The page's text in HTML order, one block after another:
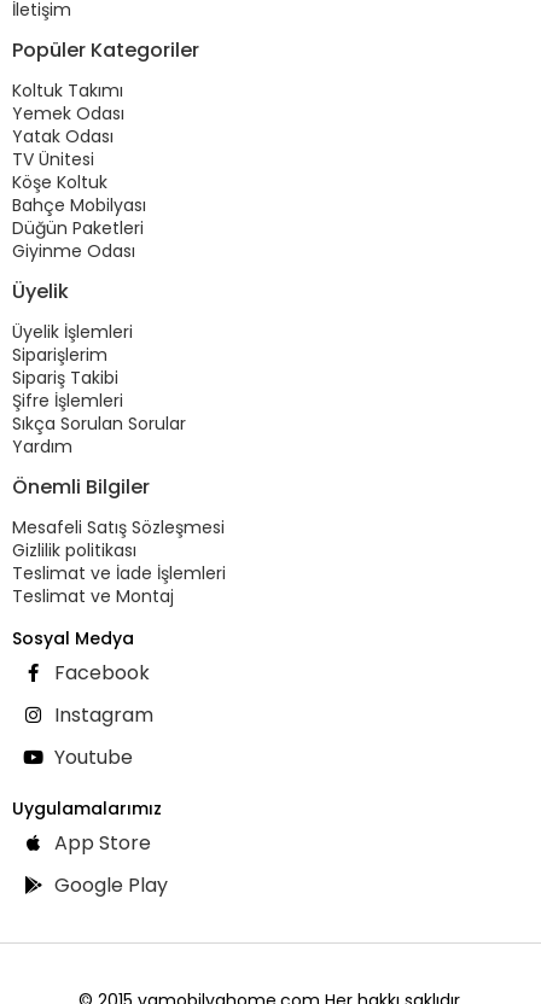
İletişim
Popüler Kategoriler
Koltuk Takımı
Yemek Odası
Yatak Odası
TV Ünitesi
Köşe Koltuk
Bahçe Mobilyası
Düğün Paketleri
Giyinme Odası
Üyelik
Üyelik İşlemleri
Siparişlerim
Sipariş Takibi
Şifre İşlemleri
Sıkça Sorulan Sorular
Yardım
Önemli Bilgiler
Mesafeli Satış Sözleşmesi
Gizlilik politikası
Teslimat ve İade İşlemleri
Teslimat ve Montaj
Sosyal Medya
Facebook
Instagram
Youtube
Uygulamalarımız
App Store
Google Play